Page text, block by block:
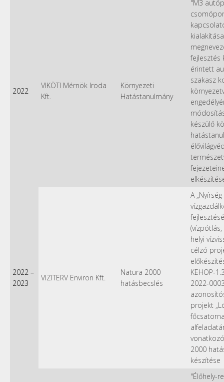
2022
VIKÖTI Mérnök Iroda
Kft.
Környezeti
Hatástanulmány
"M3
fejlesztés
érintett
szakasz
készülő
2022 –
2023
VIZITERV Environ Kft.
Natura 2000
hatásbecslés
A „Nyírség
helyi
célzó
KEHOP-
2022-
projekt
2000
készítése
"Élőhely-